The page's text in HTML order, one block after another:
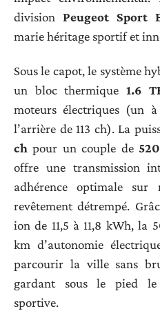
division Peugeot Sport
marie héritage sportif et
Sous le capot, le système
un bloc thermique 1.6
moteurs électriques (un
l’arrière de 113 ch). La
ch pour un couple de
offre une transmission
adhérence optimale sur
revêtement détrempé.
ion de 11,5 à 11,8 kWh, la
km d’autonomie
parcourir la ville sans
gardant sous le pied le
sportive.